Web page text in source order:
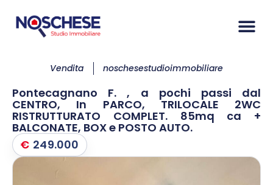
Vendita noschesestudioimmobiliare
Pontecagnano F. , a pochi passi dal
CENTRO, In PARCO, TRILOCALE 2WC
RISTRUTTURATO COMPLET. 85mq ca +
BALCONATE, BOX e POSTO AUTO.
€ 249.000